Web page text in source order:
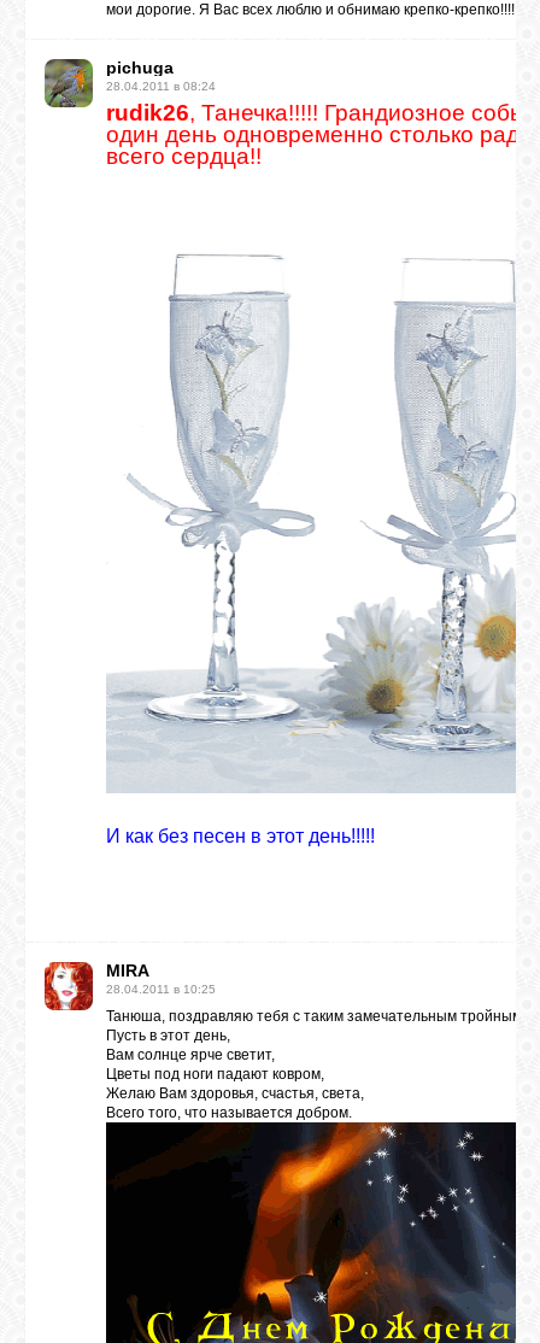
мои дорогие. Я Вас всех люблю и обнимаю крепко-крепко!!!!
pichuga
28.04.2011 в 08:24
rudik26, Танечка!!!!! Грандиозное
один день одновременно столько
всего сердца!!
И как без песен в этот день!!!!!
MIRA
28.04.2011 в 10:25
Танюша, поздравляю тебя с таким замечательным тройным
Пусть в этот день,
Вам солнце ярче светит,
Цветы под ноги падают ковром,
Желаю Вам здоровья, счастья, света,
Всего того, что называется добром.